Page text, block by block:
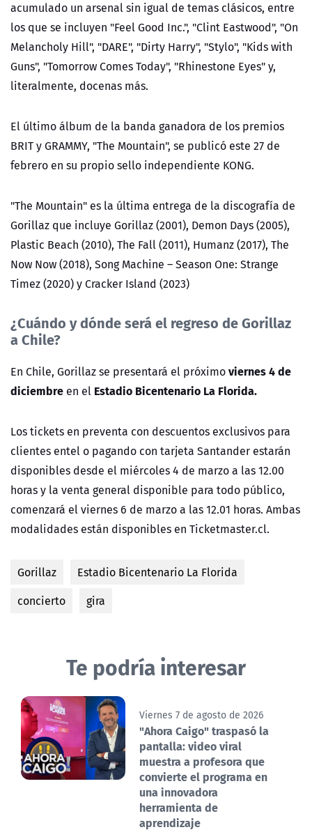
acumulado un arsenal sin igual de temas clásicos, entre
los que se incluyen "Feel Good Inc.", "Clint Eastwood", "On
Melancholy Hill", "DARE", "Dirty Harry", "Stylo", "Kids with
Guns", "Tomorrow Comes Today", "Rhinestone Eyes" y,
literalmente, docenas más.
El último álbum de la banda ganadora de los premios
BRIT y GRAMMY, "The Mountain", se publicó este 27 de
febrero en su propio sello independiente KONG.
"The Mountain" es la última entrega de la discografía de
Gorillaz que incluye Gorillaz (2001), Demon Days (2005),
Plastic Beach (2010), The Fall (2011), Humanz (2017), The
Now Now (2018), Song Machine – Season One: Strange
Timez (2020) y Cracker Island (2023)
¿Cuándo y dónde será el regreso de Gorillaz
a Chile?
En Chile, Gorillaz se presentará el próximoviernes 4 de
diciembre en el Estadio Bicentenario La Florida.
Los tickets en preventa con descuentos exclusivos para
clientes entel o pagando con tarjeta Santander estarán
disponibles desde el miércoles 4 de marzo a las 12.00
horas y la venta general disponible para todo público,
comenzará el viernes 6 de marzo a las 12.01 horas. Ambas
modalidades están disponibles en Ticketmaster.cl.
Gorillaz
Estadio Bicentenario La Florida
concierto
gira
Te podría interesar
Viernes 7 de agosto de 2026
"Ahora Caigo" traspasó la
pantalla: video viral
muestra a profesora que
convierte el programa en
una innovadora
herramienta de
aprendizaje